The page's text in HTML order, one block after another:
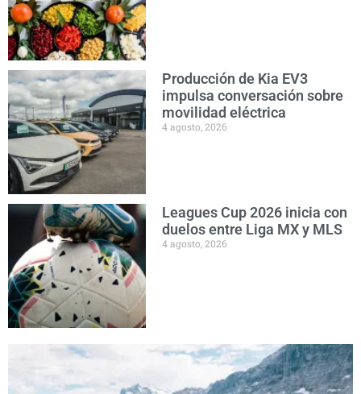
Producción de Kia EV3
impulsa conversación sobre
movilidad eléctrica
4 agosto, 2026
Leagues Cup 2026 inicia con
duelos entre Liga MX y MLS
4 agosto, 2026